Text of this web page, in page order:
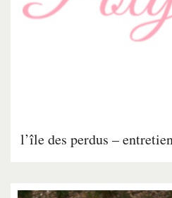
l’île des perdus –